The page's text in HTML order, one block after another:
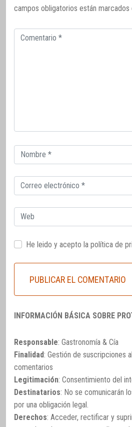
campos obligatorios están marcados
Comentario
Correo
electrónico
Correo
electrónico
Web
He leido y acepto la política de
INFORMACIÓN BÁSICA SOBRE
Responsable: Gastronomía & Cía
Finalidad: Gestión de suscripciones
comentarios
Legitimación: Consentimiento del
Destinatarios: No se comunicarán
por una obligación legal.
Derechos: Acceder, rectificar y